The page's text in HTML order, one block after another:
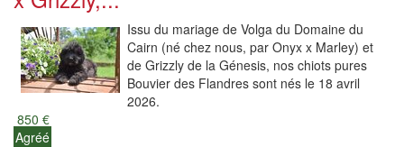
Issu du mariage de Volga du Domaine du
Cairn (né chez nous, par Onyx x Marley) et
de Grizzly de la Génesis, nos chiots pures
Bouvier des Flandres sont nés le 18 avril
2026.
850 €
Agréé